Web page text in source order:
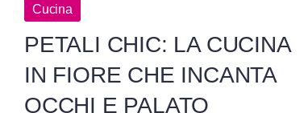
Cucina
PETALI CHIC: LA CUCINA
IN FIORE CHE INCANTA
OCCHI E PALATO